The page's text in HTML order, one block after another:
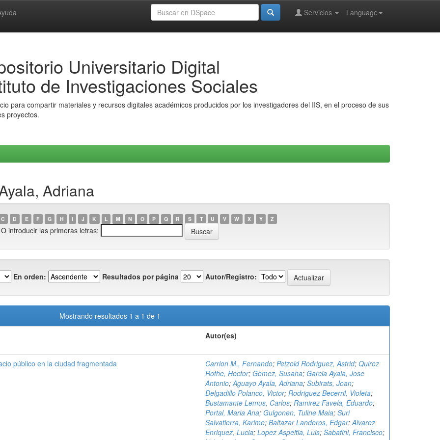
Language
Servicios
Universitario Digital
de Investigaciones Sociales
para compartir materiales y recursos digitales académicos producidos por los investigadores del IIS, en el proceso de sus
proyectos.
Adriana
C D E F G H I J K L M N O P Q R S T U V W X Y Z
O introducir las primeras letras:
En orden: Resultados por página Autor/Registro:
Mostrando resultados 1 a 1 de 1
Autor(es)
público en la ciudad fragmentada Carrion M., Fernando; Petzold Rodriguez, Astrid; Quiroz
Rothe, Hector; Gomez, Susana; Garcia Ayala, Jose
Antonio;Aguayo Ayala, Adriana; Subirats, Joan;
Delgadillo Polanco, Victor; Rodriguez Becerril, Violeta;
Bustamante Lemus, Carlos; Ramirez Favela, Eduardo;
Portal, Maria Ana; Gulgonen, Tuline Maia; Suri
Salvatierra, Karime; Baltazar Landeros, Edgar;Alvarez
Enriquez, Lucia; Lopez Aspeitia, Luis; Sabatini, Francisco;